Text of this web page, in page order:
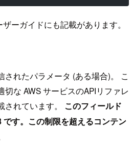
ーガイドにも記載があります。
されたパラメータ (ある場合)。 こ
な AWS サービスのAPIリファレ
されています。 このフィールド
す。この制限を超えるコンテン